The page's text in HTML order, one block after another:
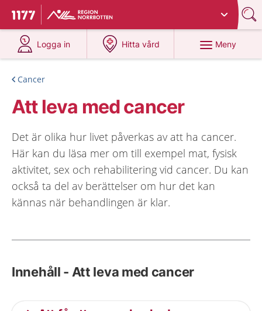
Till startsidan för 1177
Du har valt region
Logga in
på 1177.se
Hitta vård
på 1177.se
Meny
Cancer
Att leva med cancer
Det är olika hur livet påverkas av att ha cancer.
Här kan du läsa mer om till exempel mat, fysisk
aktivitet, sex och rehabilitering vid cancer. Du kan
också ta del av berättelser om hur det kan
kännas när behandlingen är klar.
Innehåll - Att leva med cancer